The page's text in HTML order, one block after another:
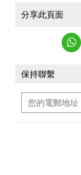
分享此頁面
保持聯繫